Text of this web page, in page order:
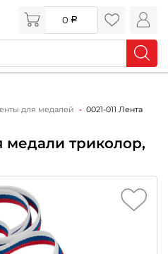
0
для медалей
0021-011 Лента
медали триколор,